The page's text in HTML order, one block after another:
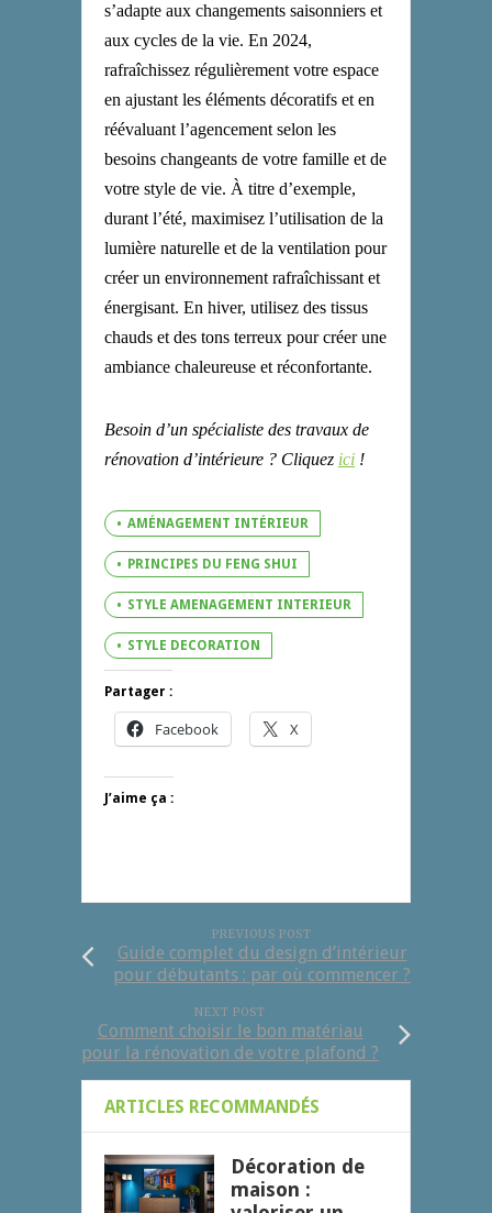
s’adapte aux changements saisonniers et
aux cycles de la vie. En 2024,
rafraîchissez régulièrement votre espace
en ajustant les éléments décoratifs et en
réévaluant l’agencement selon les
besoins changeants de votre famille et de
votre style de vie. À titre d’exemple,
durant l’été, maximisez l’utilisation de la
lumière naturelle et de la ventilation pour
créer un environnement rafraîchissant et
énergisant. En hiver, utilisez des tissus
chauds et des tons terreux pour créer une
ambiance chaleureuse et réconfortante.
Besoin d’un spécialiste des travaux de
rénovation d’intérieure ? Cliquez ici !
AMÉNAGEMENT INTÉRIEUR
PRINCIPES DU FENG SHUI
STYLE AMENAGEMENT INTERIEUR
STYLE DECORATION
Partager :
Facebook X
J’aime ça :
PREVIOUS POST
Guide complet du design d’intérieur
pour débutants : par où commencer ?
NEXT POST
Comment choisir le bon matériau
pour la rénovation de votre plafond ?
ARTICLES RECOMMANDÉS
Décoration de
maison :